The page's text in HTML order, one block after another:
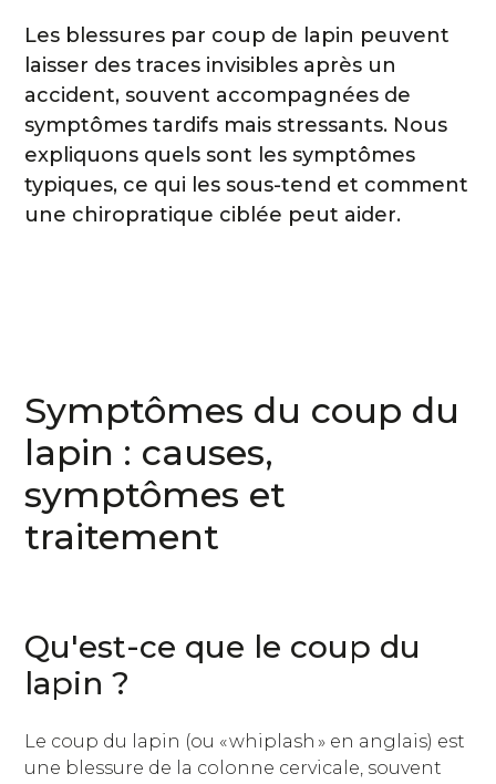
Les blessures par coup de lapin peuvent
laisser des traces invisibles après un
accident, souvent accompagnées de
symptômes tardifs mais stressants. Nous
expliquons quels sont les symptômes
typiques, ce qui les sous-tend et comment
une chiropratique ciblée peut aider.
Symptômes du coup du
lapin : causes,
symptômes et
traitement
Qu'est-ce que le coup du
lapin ?
Le coup du lapin (ou « whiplash » en anglais) est
une blessure de la colonne cervicale, souvent